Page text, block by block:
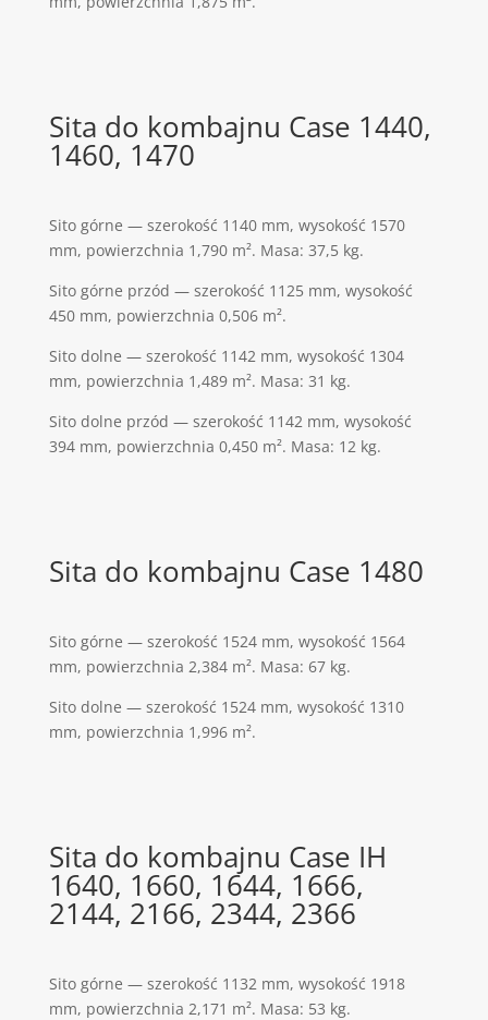
Sita do kombajnu Case 1440,
1460, 1470
Sito górne — szerokość 1140 mm, wysokość 1570
mm, powierzchnia 1,790 m². Masa: 37,5 kg.
Sito górne przód — szerokość 1125 mm, wysokość
450 mm, powierzchnia 0,506 m².
Sito dolne — szerokość 1142 mm, wysokość 1304
mm, powierzchnia 1,489 m². Masa: 31 kg.
Sito dolne przód — szerokość 1142 mm, wysokość
394 mm, powierzchnia 0,450 m². Masa: 12 kg.
Sita do kombajnu Case 1480
Sito górne — szerokość 1524 mm, wysokość 1564
mm, powierzchnia 2,384 m². Masa: 67 kg.
Sito dolne — szerokość 1524 mm, wysokość 1310
mm, powierzchnia 1,996 m².
Sita do kombajnu Case IH
1640, 1660, 1644, 1666,
2144, 2166, 2344, 2366
Sito górne — szerokość 1132 mm, wysokość 1918
mm, powierzchnia 2,171 m². Masa: 53 kg.